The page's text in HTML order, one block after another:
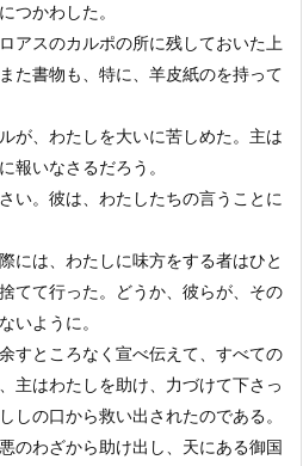
つかわした。
アスのカルポの所に残しておいた上
た書物も、特に、羊皮紙のを持って
が、わたしを大いに苦しめた。主は
報いなさるだろう。
い。彼は、わたしたちの言うことに
には、わたしに味方をする者はひと
てて行った。どうか、彼らが、その
いように。
すところなく宣べ伝えて、すべての
主はわたしを助け、力づけて下さっ
しの口から救い出されたのである。
のわざから助け出し、天にある御国